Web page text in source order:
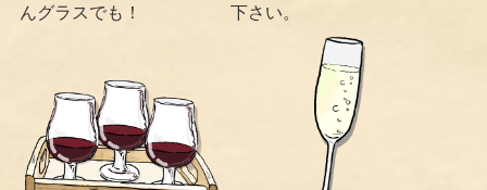
んグラスでも！
下さい。